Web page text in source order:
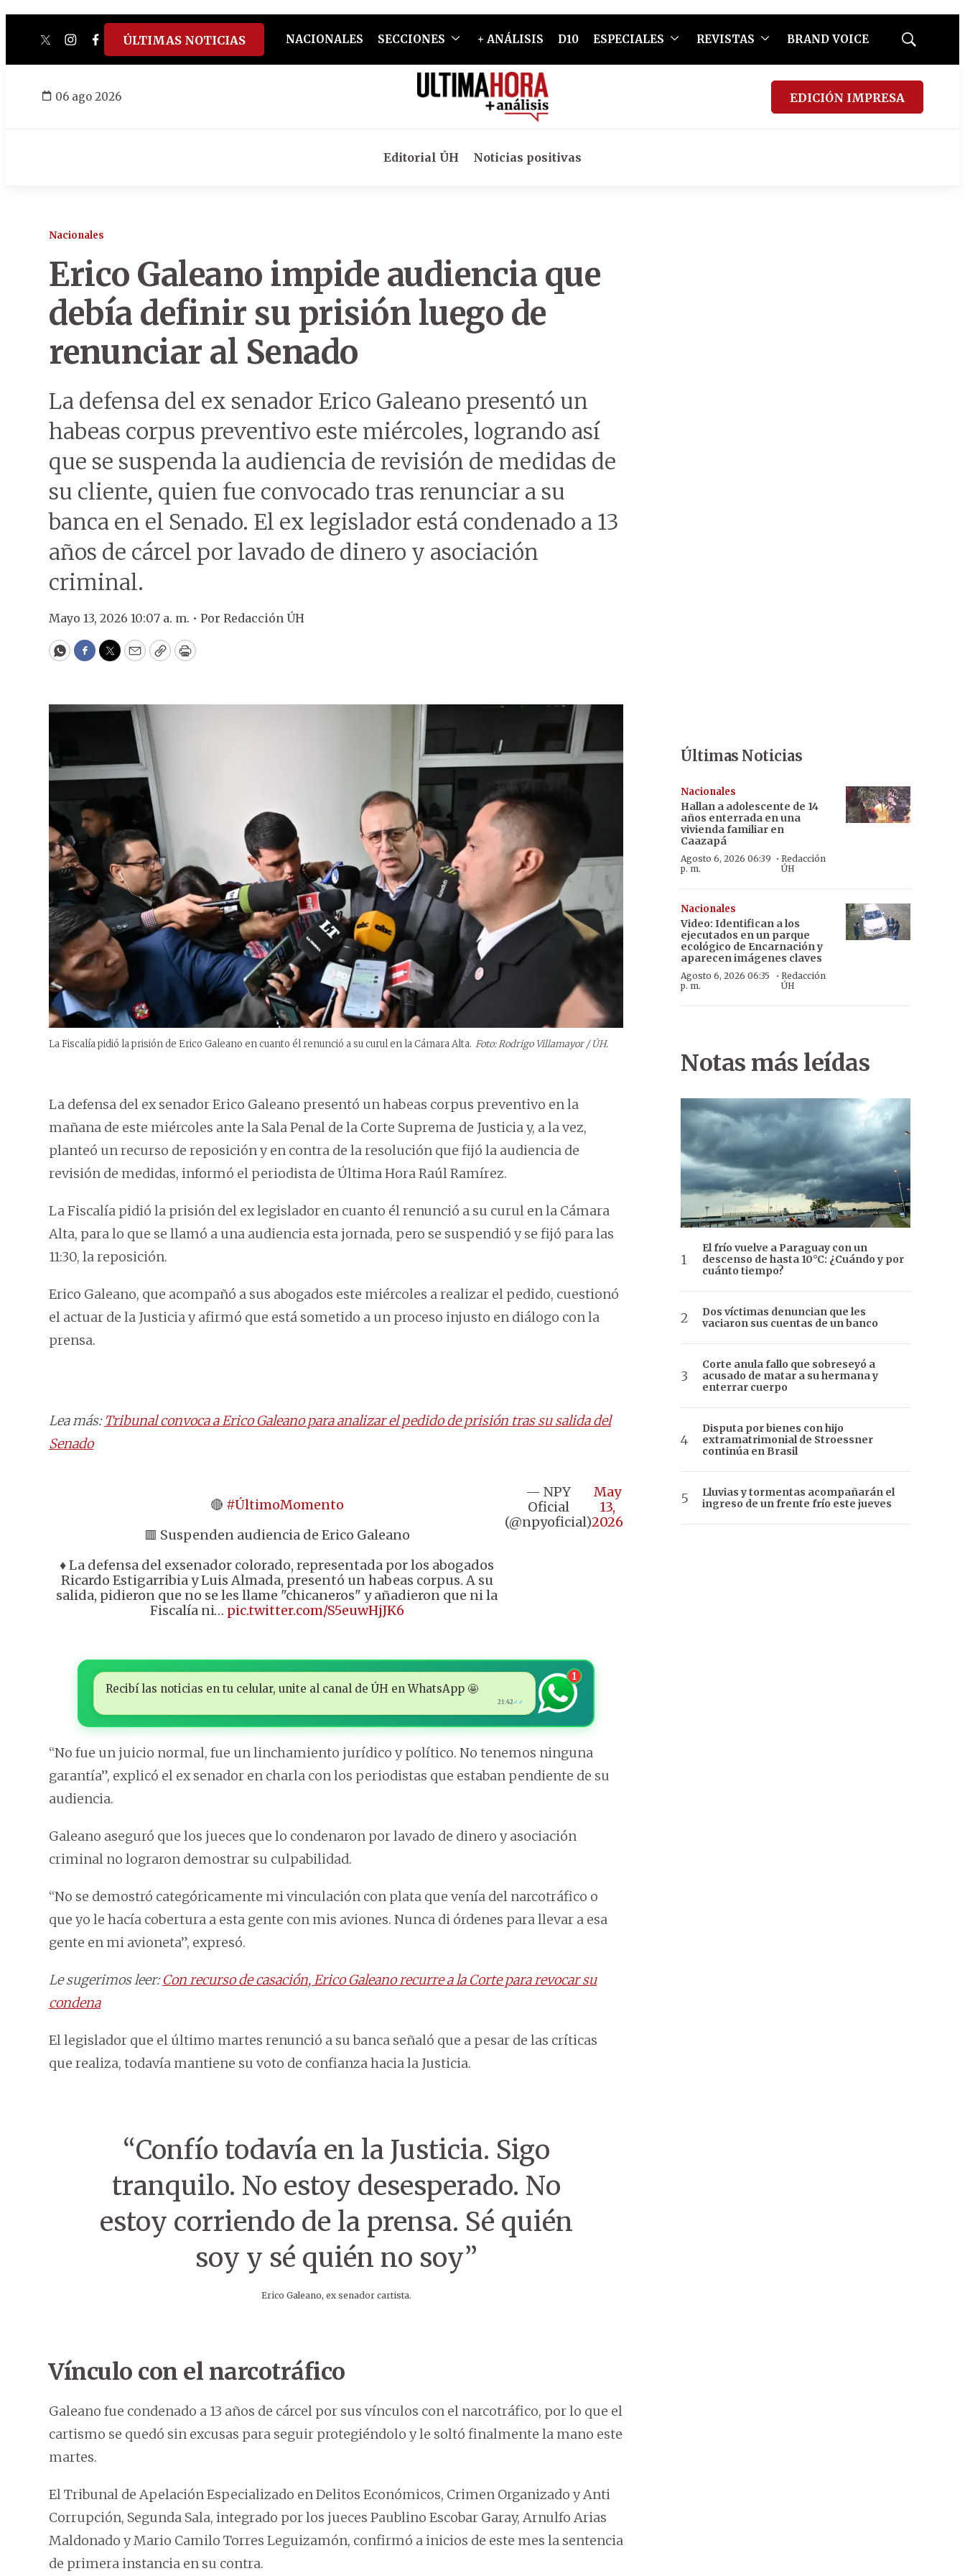
twitterinstagram
facebook
tiktokyoutube
spotify
ÚLTIMAS NOTICIAS NACIONALES SECCIONES + ANÁLISIS D10 ESPECIALES REVISTAS BRAND VOICE
Mostrar
06 ago 2026 EDICIÓN IMPRESA
Editorial ÚH Noticias positivas
Nacionales
Erico Galeano impide audiencia que
debía definir su prisión luego de
renunciar al Senado
La defensa del ex senador Erico Galeano presentó un
habeas corpus preventivo este miércoles, logrando así
que se suspenda la audiencia de revisión de medidas de
su cliente, quien fue convocado tras renunciar a su
banca en el Senado. El ex legislador está condenado a 13
años de cárcel por lavado de dinero y asociación
criminal.
Mayo 13, 2026 10:07 a. m. • Por Redacción ÚH
WhatsApp
Facebook
Twitter
EmailCopyPrint
La Fiscalía pidió la prisión de Erico Galeano en cuanto él renunció a su curul en la Cámara Alta. Foto: Rodrigo Villamayor / ÚH.
La defensa del ex senador Erico Galeano presentó un habeas corpus preventivo en la
mañana de este miércoles ante la Sala Penal de la Corte Suprema de Justicia y, a la vez,
planteó un recurso de reposición y en contra de la resolución que fijó la audiencia de
revisión de medidas, informó el periodista de Última Hora Raúl Ramírez.
La Fiscalía pidió la prisión del ex legislador en cuanto él renunció a su curul en la Cámara
Alta, para lo que se llamó a una audiencia esta jornada, pero se suspendió y se fijó para las
11:30, la reposición.
Erico Galeano, que acompañó a sus abogados este miércoles a realizar el pedido, cuestionó
el actuar de la Justicia y afirmó que está sometido a un proceso injusto en diálogo con la
prensa.
Lea más:Tribunal convoca a Erico Galeano para analizar el pedido de prisión tras su salida del
Senado
🔴 #ÚltimoMomento
🟥 Suspenden audiencia de Erico Galeano
♦️ La defensa del exsenador colorado, representada por los abogados
Ricardo Estigarribia y Luis Almada, presentó un habeas corpus. A su
salida, pidieron que no se les llame "chicaneros" y añadieron que ni la
Fiscalía ni… pic.twitter.com/S5euwHjJK6
— NPY
Oficial
(@npyoficial)
May
13,
2026
Recibí las noticias en tu celular, unite al canal de ÚH en WhatsApp 🤩
21:42✓✓
1
“No fue un juicio normal, fue un linchamiento jurídico y político. No tenemos ninguna
garantía”, explicó el ex senador en charla con los periodistas que estaban pendiente de su
audiencia.
Galeano aseguró que los jueces que lo condenaron por lavado de dinero y asociación
criminal no lograron demostrar su culpabilidad.
“No se demostró categóricamente mi vinculación con plata que venía del narcotráfico o
que yo le hacía cobertura a esta gente con mis aviones. Nunca di órdenes para llevar a esa
gente en mi avioneta”, expresó.
Le sugerimos leer:Con recurso de casación, Erico Galeano recurre a la Corte para revocar su
condena
El legislador que el último martes renunció a su banca señaló que a pesar de las críticas
que realiza, todavía mantiene su voto de confianza hacia la Justicia.
“Confío todavía en la Justicia. Sigo
tranquilo. No estoy desesperado. No
estoy corriendo de la prensa. Sé quién
soy y sé quién no soy”
Erico Galeano, ex senador cartista.
Vínculo con el narcotráfico
Galeano fue condenado a 13 años de cárcel por sus vínculos con el narcotráfico, por lo que el
cartismo se quedó sin excusas para seguir protegiéndolo y le soltó finalmente la mano este
martes.
El Tribunal de Apelación Especializado en Delitos Económicos, Crimen Organizado y Anti
Corrupción, Segunda Sala, integrado por los jueces Paublino Escobar Garay, Arnulfo Arias
Maldonado y Mario Camilo Torres Leguizamón, confirmó a inicios de este mes la sentencia
de primera instancia en su contra.
Últimas Noticias
Nacionales
Hallan a adolescente de 14
años enterrada en una
vivienda familiar en
Caazapá
Agosto 6, 2026 06:39
p. m.
·Redacción
ÚH
Nacionales
Video: Identifican a los
ejecutados en un parque
ecológico de Encarnación y
aparecen imágenes claves
Agosto 6, 2026 06:35
p. m.
· Redacción
ÚH
Notas más leídas
El frío vuelve a Paraguay con un
descenso de hasta 10°C: ¿Cuándo y por
cuánto tiempo?
Dos víctimas denuncian que les
vaciaron sus cuentas de un banco
Corte anula fallo que sobreseyó a
acusado de matar a su hermana y
enterrar cuerpo
Disputa por bienes con hijo
extramatrimonial de Stroessner
continúa en Brasil
Lluvias y tormentas acompañarán el
ingreso de un frente frío este jueves